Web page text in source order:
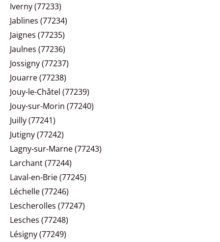
Iverny (77233)
Jablines (77234)
Jaignes (77235)
Jaulnes (77236)
Jossigny (77237)
Jouarre (77238)
Jouy-le-Châtel (77239)
Jouy-sur-Morin (77240)
Juilly (77241)
Jutigny (77242)
Lagny-sur-Marne (77243)
Larchant (77244)
Laval-en-Brie (77245)
Léchelle (77246)
Lescherolles (77247)
Lesches (77248)
Lésigny (77249)